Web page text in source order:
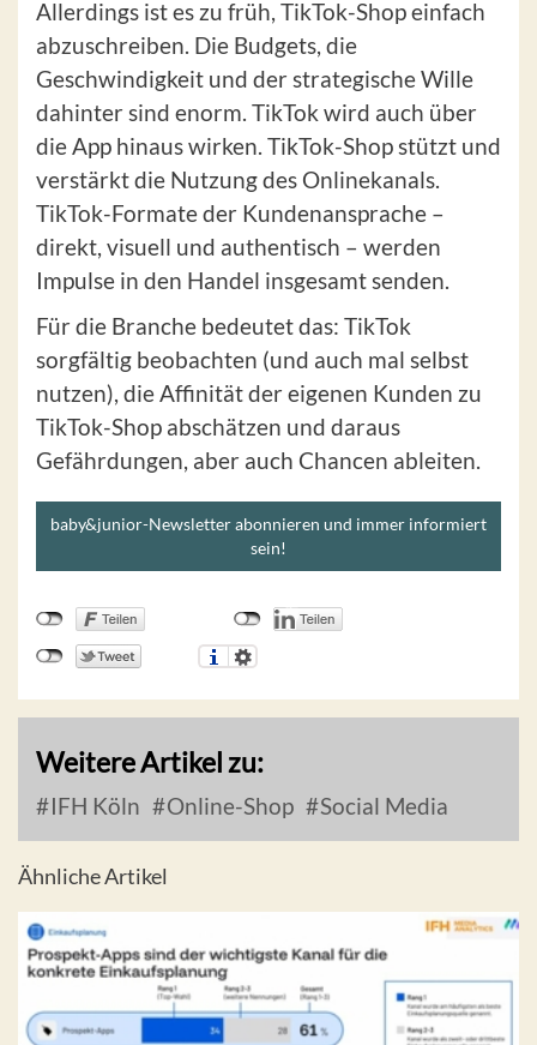
Allerdings ist es zu früh, TikTok-Shop einfach
abzuschreiben. Die Budgets, die
Geschwindigkeit und der strategische Wille
dahinter sind enorm. TikTok wird auch über
die App hinaus wirken. TikTok-Shop stützt und
verstärkt die Nutzung des Onlinekanals.
TikTok-Formate der Kundenansprache –
direkt, visuell und authentisch – werden
Impulse in den Handel insgesamt senden.
Für die Branche bedeutet das: TikTok
sorgfältig beobachten (und auch mal selbst
nutzen), die Affinität der eigenen Kunden zu
TikTok-Shop abschätzen und daraus
Gefährdungen, aber auch Chancen ableiten.
baby&junior-Newsletter abonnieren und immer informiert
sein!
Weitere Artikel zu:
IFH Köln Online-Shop Social Media
Ähnliche Artikel